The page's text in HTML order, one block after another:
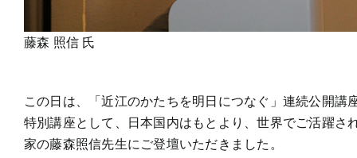
藤森 照信 氏
この日は、「近江のかたちを明日につなぐ」連続公開講
特別講座として、日本国内はもとより、世界でご活躍さ
家の藤森照信先生にご登壇いただきました。